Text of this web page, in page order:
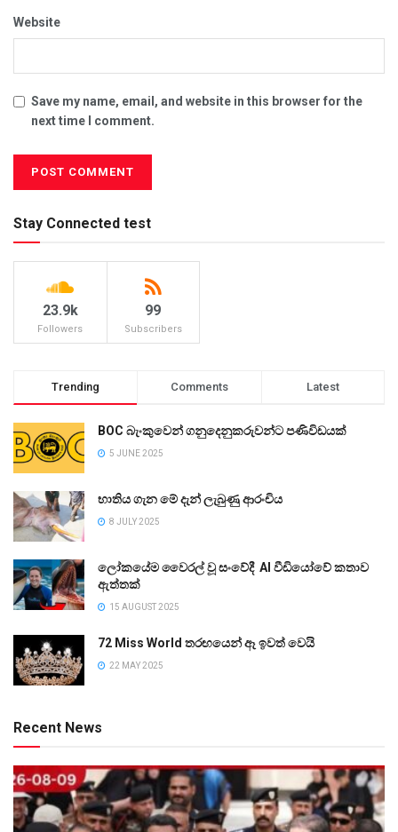
Website
Save my name, email, and website in this browser for the
next time I comment.
Stay Connected test
23.9k
Followers
99
Subscribers
Trending Comments Latest
BOC බැංකුවෙන් ගනුදෙනුකරුවන්ට පණිවිඩයක්
5 JUNE 2025
භාතිය ගැන මේ දැන් ලැබුණු ආරංචිය
8 JULY 2025
ලෝකයේම වෛරල් වූ සංවේදී AI වීඩියෝවේ කතාව
ඇත්තක්
15 AUGUST 2025
72 Miss World තරඟයෙන් ඈ ඉවත් වෙයි
22 MAY 2025
Recent News